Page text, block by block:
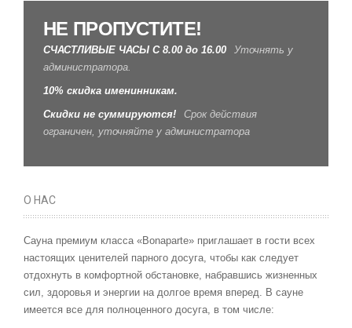
НЕ ПРОПУСТИТЕ!
СЧАСТЛИВЫЕ ЧАСЫ С 8.00 до 16.00
Уточнять у
администратора.
10% скидка именинникам.
Скидки не суммируются!
Срок действия
ограничен, уточняйте у администратора
О НАС
Сауна премиум класса «Bonaparte» приглашает в гости всех
настоящих ценителей парного досуга, чтобы как следует
отдохнуть в комфортной обстановке, набравшись жизненных
сил, здоровья и энергии на долгое время вперед. В сауне
имеется все для полноценного досуга, в том числе: